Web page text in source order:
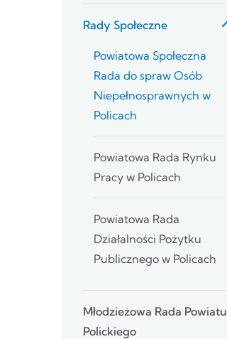
Rady Społeczne
Powiatowa Społeczna
Rada do spraw Osób
Niepełnosprawnych w
Policach
Powiatowa Rada Rynku
Pracy w Policach
Powiatowa Rada
Działalności Pożytku
Publicznego w Policach
Młodzieżowa Rada Powiatu
Polickiego